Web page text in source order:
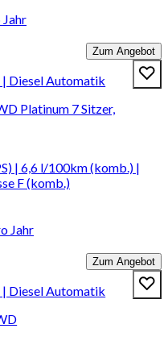
Zum Angebot
| Diesel Automatik
Platinum 7 Sitzer,
| 6,6 l/100km (komb.) |
F (komb.)
Jahr
Zum Angebot
| Diesel Automatik